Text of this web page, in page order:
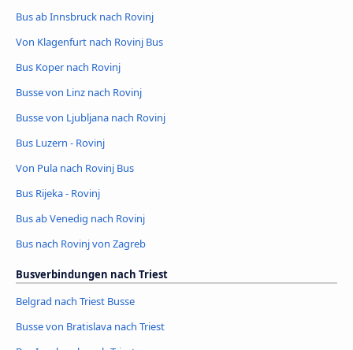
Bus ab Innsbruck nach Rovinj
Von Klagenfurt nach Rovinj Bus
Bus Koper nach Rovinj
Busse von Linz nach Rovinj
Busse von Ljubljana nach Rovinj
Bus Luzern - Rovinj
Von Pula nach Rovinj Bus
Bus Rijeka - Rovinj
Bus ab Venedig nach Rovinj
Bus nach Rovinj von Zagreb
Busverbindungen nach Triest
Belgrad nach Triest Busse
Busse von Bratislava nach Triest